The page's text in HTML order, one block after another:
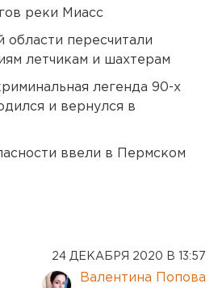
реки Миасс
области пересчитали
летчикам и шахтерам
легенда 90-х
и вернулся в
ввели в Пермском
24 ДЕКАБРЯ 2020 В 13:57
Валентина Попова